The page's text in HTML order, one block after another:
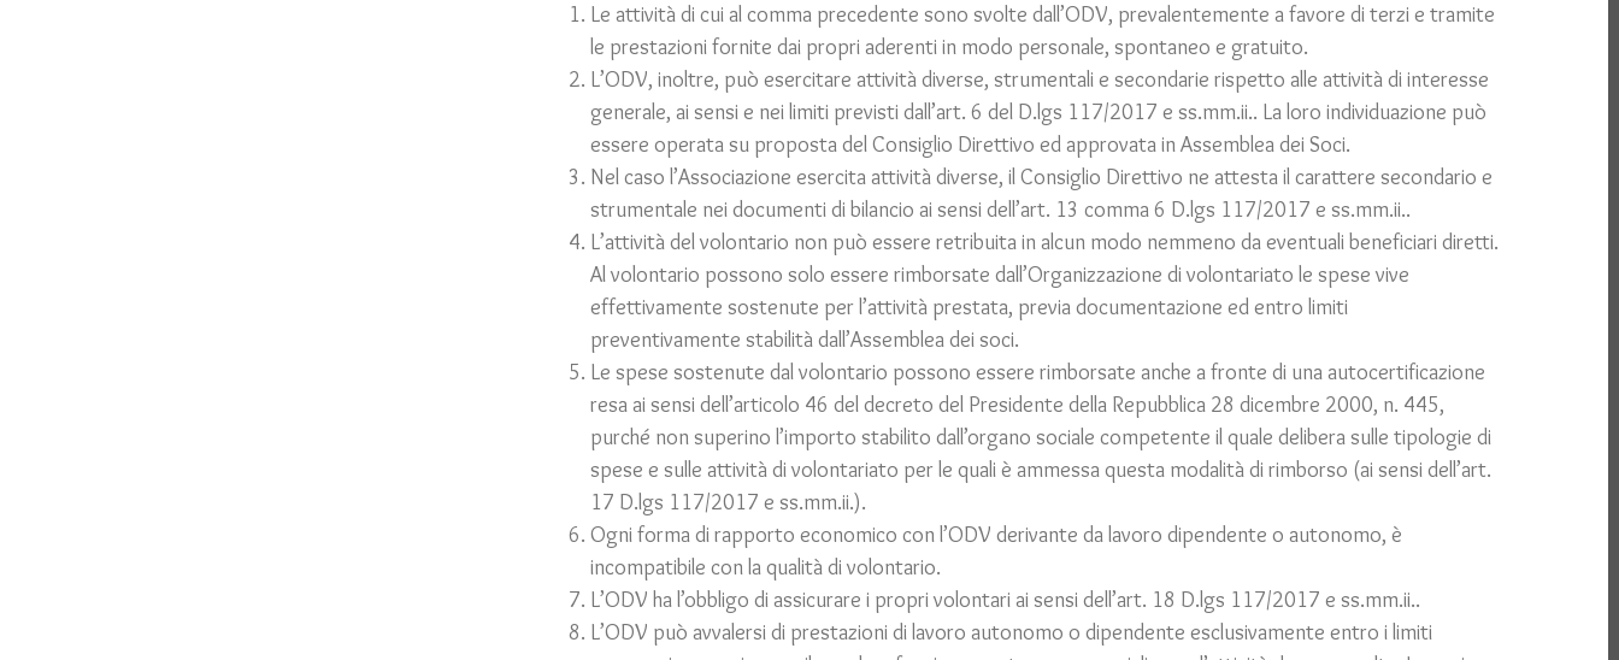
Le attività di cui al comma precedente sono svolte dall’ODV, prevalentemente a favore di terzi e tramite
le prestazioni fornite dai propri aderenti in modo personale, spontaneo e gratuito.
L’ODV, inoltre, può esercitare attività diverse, strumentali e secondarie rispetto alle attività di interesse
generale, ai sensi e nei limiti previsti dall’art. 6 del D.lgs 117/2017 e ss.mm.ii.. La loro individuazione può
essere operata su proposta del Consiglio Direttivo ed approvata in Assemblea dei Soci.
Nel caso l’Associazione esercita attività diverse, il Consiglio Direttivo ne attesta il carattere secondario e
strumentale nei documenti di bilancio ai sensi dell’art. 13 comma 6 D.lgs 117/2017 e ss.mm.ii..
L’attività del volontario non può essere retribuita in alcun modo nemmeno da eventuali beneficiari diretti.
Al volontario possono solo essere rimborsate dall’Organizzazione di volontariato le spese vive
effettivamente sostenute per l’attività prestata, previa documentazione ed entro limiti
preventivamente stabilità dall’Assemblea dei soci.
Le spese sostenute dal volontario possono essere rimborsate anche a fronte di una autocertificazione
resa ai sensi dell’articolo 46 del decreto del Presidente della Repubblica 28 dicembre 2000, n. 445,
purché non superino l’importo stabilito dall’organo sociale competente il quale delibera sulle tipologie di
spese e sulle attività di volontariato per le quali è ammessa questa modalità di rimborso (ai sensi dell’art.
17 D.lgs 117/2017 e ss.mm.ii.).
Ogni forma di rapporto economico con l’ODV derivante da lavoro dipendente o autonomo, è
incompatibile con la qualità di volontario.
L’ODV ha l’obbligo di assicurare i propri volontari ai sensi dell’art. 18 D.lgs 117/2017 e ss.mm.ii..
L’ODV può avvalersi di prestazioni di lavoro autonomo o dipendente esclusivamente entro i limiti